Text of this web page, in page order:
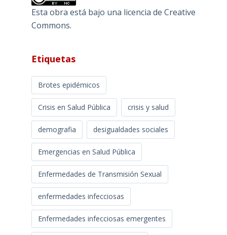
Esta obra está bajo una licencia de Creative
Commons.
Etiquetas
Brotes epidémicos
Crisis en Salud Pública crisis y salud
demografia desigualdades sociales
Emergencias en Salud Pública
Enfermedades de Transmisión Sexual
enfermedades infecciosas
Enfermedades infecciosas emergentes